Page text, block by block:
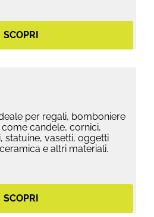
SCOPRI
per regali, bomboniere
candele, cornici,
statuine, vasetti, oggetti
e altri materiali.
SCOPRI